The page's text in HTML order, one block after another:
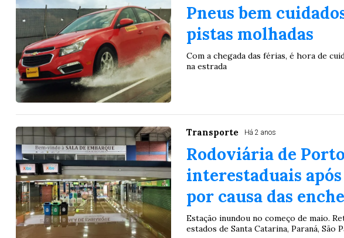
Pneus bem
pistas molhadas
Com a chegada das férias, é hora de
na estrada
Transporte Há 2 anos
Rodoviária de
interestaduais após
por causa das
Estação inundou no começo de maio.
estados de Santa Catarina, Paraná,